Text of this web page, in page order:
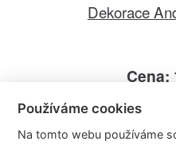
Dekorace
Cena:
Používáme cookies
Na tomto webu používáme